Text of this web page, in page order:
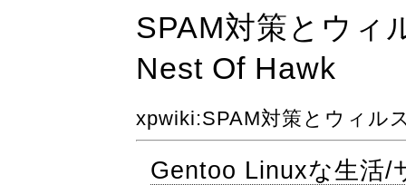
SPAM対策とウィ
Nest Of Hawk
xpwiki:SPAM対策とウィル
Gentoo Linuxな生活​/